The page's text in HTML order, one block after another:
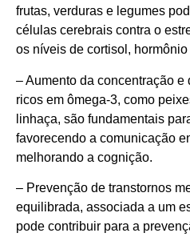
frutas, verduras e legumes
células cerebrais contra o
os níveis de cortisol, hormônio
– Aumento da concentração e
ricos em ômega-3, como
linhaça, são fundamentais
favorecendo a comunicação
melhorando a cognição.
– Prevenção de transtornos
equilibrada, associada a um
pode contribuir para a